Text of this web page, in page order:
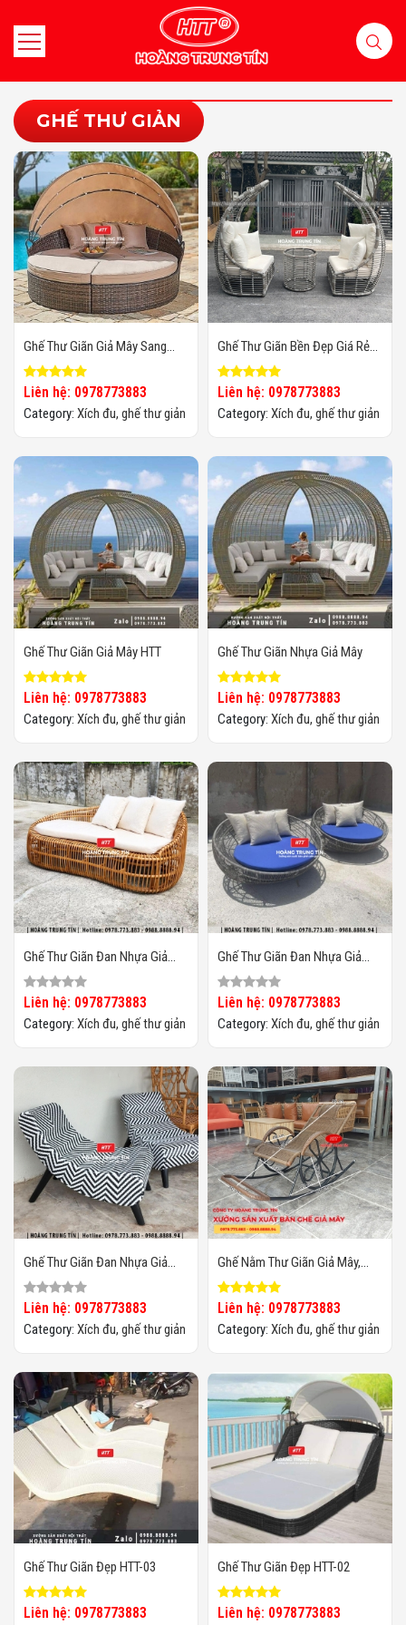
GHẾ THƯ GIẢN
Ghế Thư Giãn Giả Mây Sang
Trọng
Liên hệ: 0978773883
Category: Xích đu, ghế thư giản
Ghế Thư Giãn Bền Đẹp Giá Rẻ
HTT
Liên hệ: 0978773883
Category: Xích đu, ghế thư giản
Ghế Thư Giãn Giả Mây HTT
Liên hệ: 0978773883
Category: Xích đu, ghế thư giản
Ghế Thư Giãn Nhựa Giả Mây
Liên hệ: 0978773883
Category: Xích đu, ghế thư giản
Ghế Thư Giãn Đan Nhựa Giả
Mây HTT04
Liên hệ: 0978773883
Category: Xích đu, ghế thư giản
Ghế Thư Giãn Đan Nhựa Giả
Mây HTT03
Liên hệ: 0978773883
Category: Xích đu, ghế thư giản
Ghế Thư Giãn Đan Nhựa Giả
Mây HTT02
Liên hệ: 0978773883
Category: Xích đu, ghế thư giản
Ghế Nằm Thư Giãn Giả Mây,
Nằm Cực Kỳ Thoải Mái
Liên hệ: 0978773883
Category: Xích đu, ghế thư giản
Ghế Thư Giãn Đẹp HTT-03
Liên hệ: 0978773883
Ghế Thư Giãn Đẹp HTT-02
Liên hệ: 0978773883